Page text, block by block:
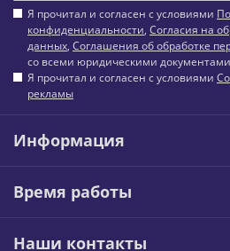
Я прочитал и согласен с условиями
конфиденциальности, Согласия на
данных, Соглашения об обработке
со всеми юридическими
Я прочитал и согласен с условиями
рекламы
Информация
Время работы
Наши контакты